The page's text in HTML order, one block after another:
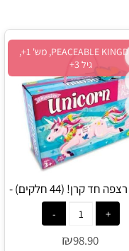
PEACEABLE KINGDOM, מש' 1+,
גיל 3+
פאזל רצפה חד קרן! (44 חלקים) -
PEACEABLE KINGDOM
₪98.90